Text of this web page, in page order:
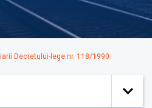
Decretului-lege nr. 118/1990